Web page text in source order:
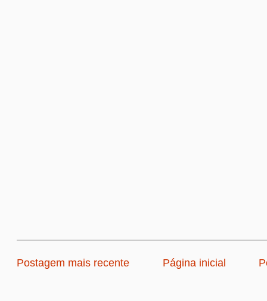
Postagem mais recente Página inicial